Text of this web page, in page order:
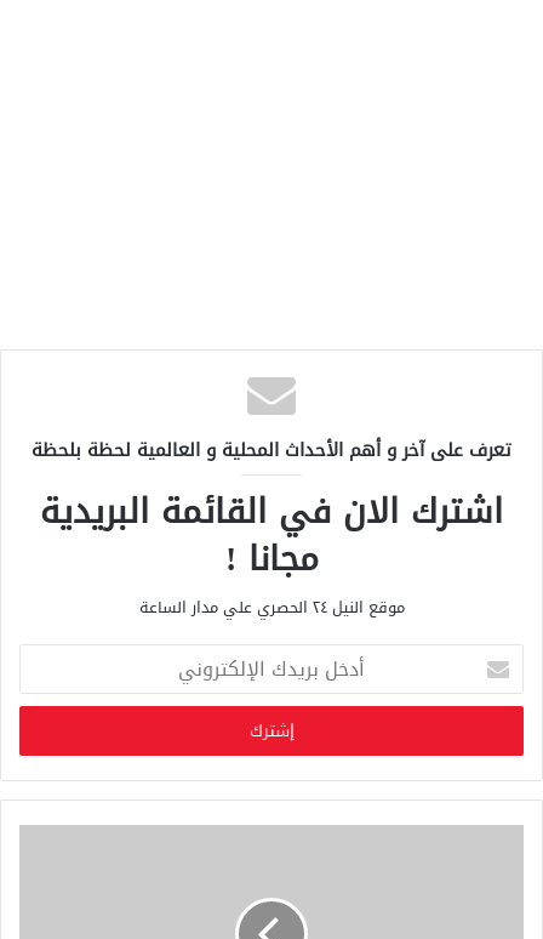
تعرف على آخر و أهم الأحداث المحلية و العالمية لحظة بلحظة
اشترك الان في القائمة البريدية
مجانا !
موقع النيل ٢٤ الحصري علي مدار الساعة
خ
ب
ر
ي